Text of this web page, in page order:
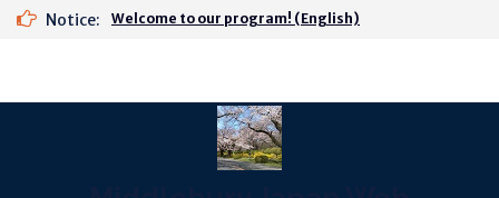
Skip
Notice: Welcome to our program! (English)